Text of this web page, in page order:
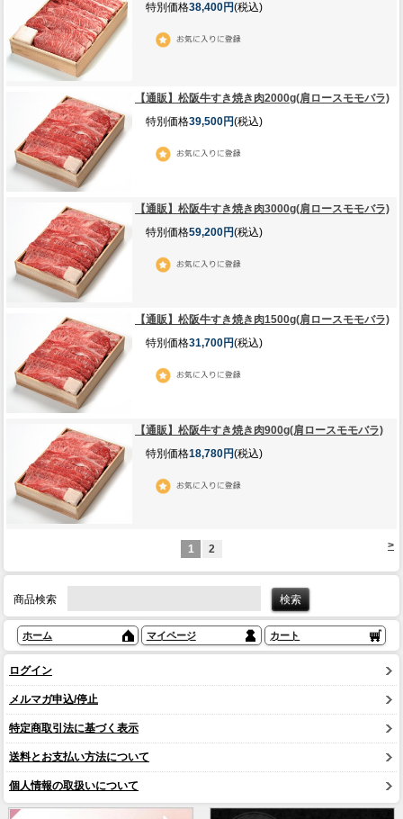
特別価格38,400円(税込)
【通販】松阪牛すき焼き肉2000g(肩ロースモモバラ)
特別価格39,500円(税込)
【通販】松阪牛すき焼き肉3000g(肩ロースモモバラ)
特別価格59,200円(税込)
【通販】松阪牛すき焼き肉1500g(肩ロースモモバラ)
特別価格31,700円(税込)
【通販】松阪牛すき焼き肉900g(肩ロースモモバラ)
特別価格18,780円(税込)
>
1 2
商品検索
ホーム マイページ カート
ログイン
メルマガ申込/停止
特定商取引法に基づく表示
送料とお支払い方法について
個人情報の取扱いについて